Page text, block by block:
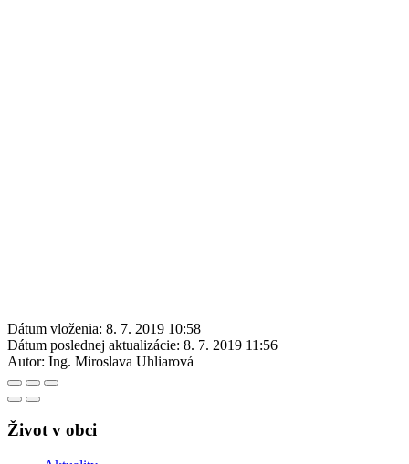
Dátum vloženia: 8. 7. 2019 10:58
Dátum poslednej aktualizácie: 8. 7. 2019 11:56
Autor: Ing. Miroslava Uhliarová
Život v obci